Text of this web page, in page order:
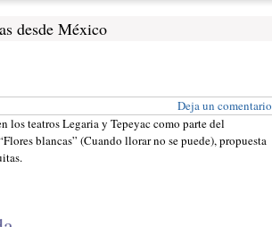
desde México
Deja un comentario
los teatros Legaria y Tepeyac como parte del
blancas” (Cuando llorar no se puede), propuesta